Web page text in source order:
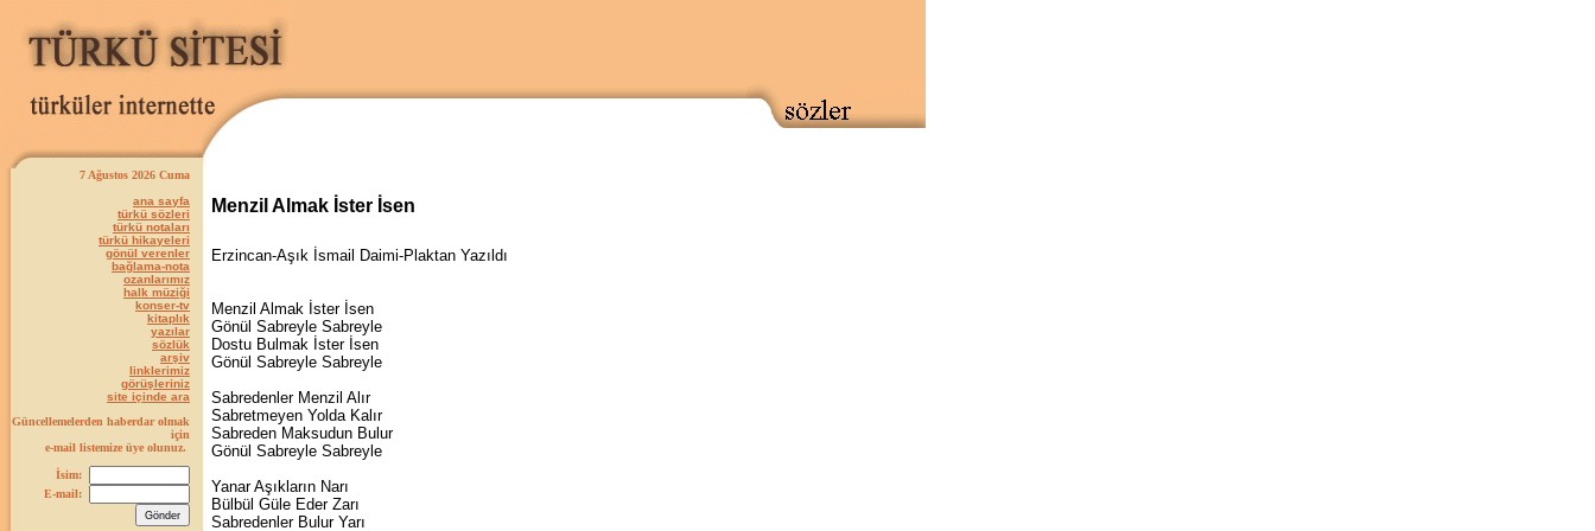
7 Ağustos 2026 Cuma
ana sayfa
türkü sözleri
türkü notaları
türkü hikayeleri
gönül verenler
bağlama-nota
ozanlarımız
halk müziği
konser-tv
kitaplık
yazılar
sözlük
arşiv
linklerimiz
görüşleriniz
site içinde ara
Güncellemelerden haberdar olmak
için
e-mail listemize üye olunuz.
İsim:
E-mail:
Menzil Almak İster İsen
Erzincan-Aşık İsmail Daimi-Plaktan Yazıldı
Menzil Almak İster İsen
Gönül Sabreyle Sabreyle
Dostu Bulmak İster İsen
Gönül Sabreyle Sabreyle
Sabredenler Menzil Alır
Sabretmeyen Yolda Kalır
Sabreden Maksudun Bulur
Gönül Sabreyle Sabreyle
Yanar Aşıkların Narı
Bülbül Güle Eder Zarı
Sabredenler Bulur Yarı